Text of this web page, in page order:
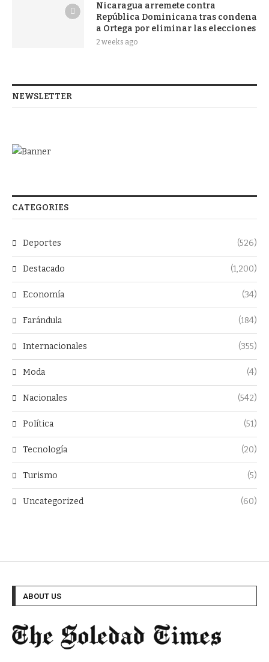
Nicaragua arremete contra
República Dominicana tras condena
a Ortega por eliminar las elecciones
2 weeks ago
NEWSLETTER
CATEGORIES
Deportes (526)
Destacado (1,200)
Economía (34)
Farándula (184)
Internacionales (355)
Moda (4)
Nacionales (542)
Política (51)
Tecnología (20)
Turismo (5)
Uncategorized (60)
ABOUT US